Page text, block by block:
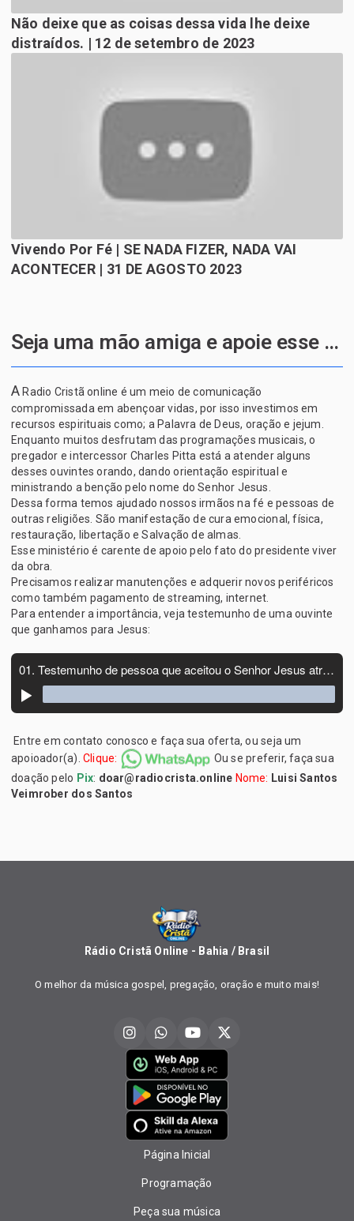
Não deixe que as coisas dessa vida lhe deixe
distraídos. | 12 de setembro de 2023
Vivendo Por Fé | SE NADA FIZER, NADA VAI
ACONTECER | 31 DE AGOSTO 2023
Seja uma mão amiga e apoie esse projeto de Deus
A Radio Cristã online é um meio de comunicação
compromissada em abençoar vidas, por isso investimos em
recursos espirituais como; a Palavra de Deus, oração e jejum.
Enquanto muitos desfrutam das programações musicais, o
pregador e intercessor Charles Pitta está a atender alguns
desses ouvintes orando, dando orientação espiritual e
ministrando a benção pelo nome do Senhor Jesus.
Dessa forma temos ajudado nossos irmãos na fé e pessoas de
outras religiões. São manifestação de cura emocional, física,
restauração, libertação e Salvação de almas.
Esse ministério é carente de apoio pelo fato do presidente viver
da obra.
Precisamos realizar manutenções e adquerir novos periféricos
como também pagamento de streaming, internet.
Para entender a importância, veja testemunho de uma ouvinte
que ganhamos para Jesus:
Entre em contato conosco e faça sua oferta, ou seja um
apoioador(a). Clique:
Ou se preferir, faça sua
doação pelo Pix: doar@radiocrista.online Nome: Luisi Santos
Veimrober dos Santos
Rádio Cristã Online - Bahia / Brasil
O melhor da música gospel, pregação, oração e muito mais!
Página Inicial
Programação
Peça sua música